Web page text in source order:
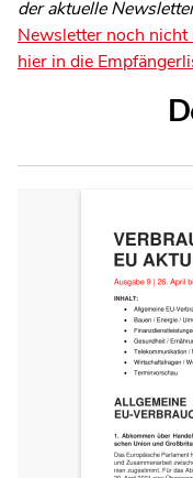
der aktuelle
Newsletter noch nicht
hier in die